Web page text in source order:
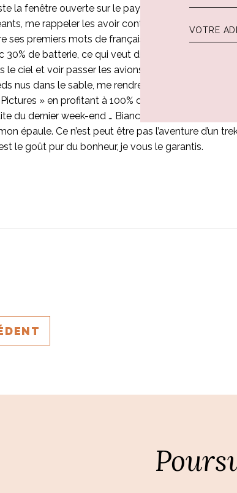
la fenêtre ouverte sur le paysage
me rappeler les avoir contempler aussi à Rome
ses premiers mots de français, prononcer un
30% de batterie, ce qui veut dire que je n’ai pas
le ciel et voir passer les avions à message : « Ti
nus dans le sable, me rendre compte que ma
» en profitant à 100% de chaque instant et
du dernier week-end … Bianca en micro maillot
épaule. Ce n’est peut être pas l’aventure d’un
le goût pur du bonheur, je vous le garantis.